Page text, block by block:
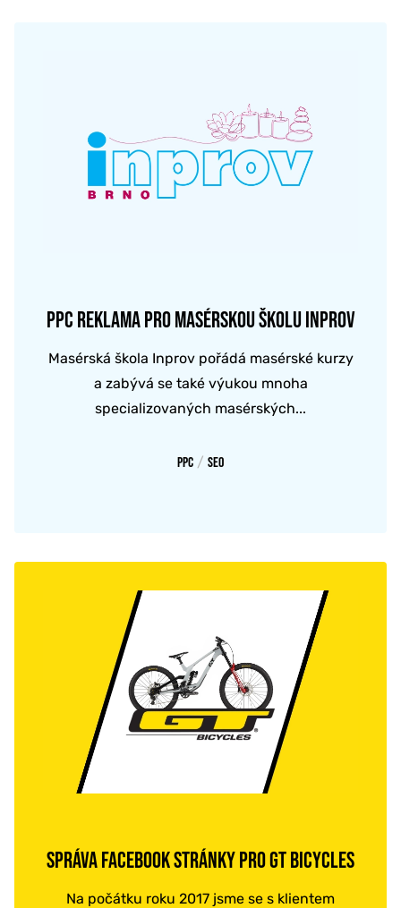
PPC REKLAMA PRO MASÉRSKOU ŠKOLU INPROV
Masérská škola Inprov pořádá masérské kurzy
a zabývá se také výukou mnoha
specializovaných masérských...
PPC / SEO
SPRÁVA FACEBOOK STRÁNKY PRO GT BICYCLES
Na počátku roku 2017 jsme se s klientem